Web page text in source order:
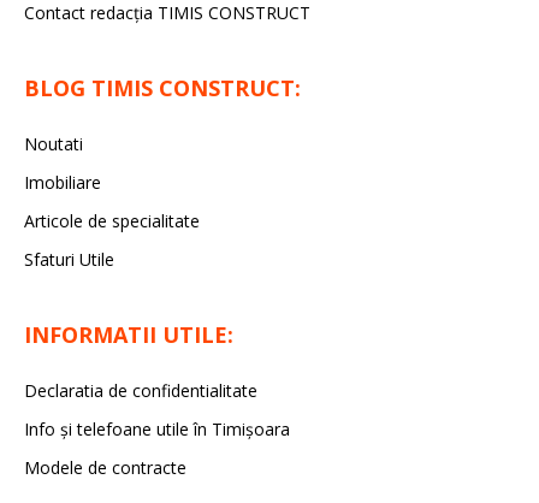
Contact redacția TIMIS CONSTRUCT
BLOG TIMIS CONSTRUCT:
Noutati
Imobiliare
Articole de specialitate
Sfaturi Utile
INFORMATII UTILE:
Declaratia de confidentialitate
Info și telefoane utile în Timișoara
Modele de contracte